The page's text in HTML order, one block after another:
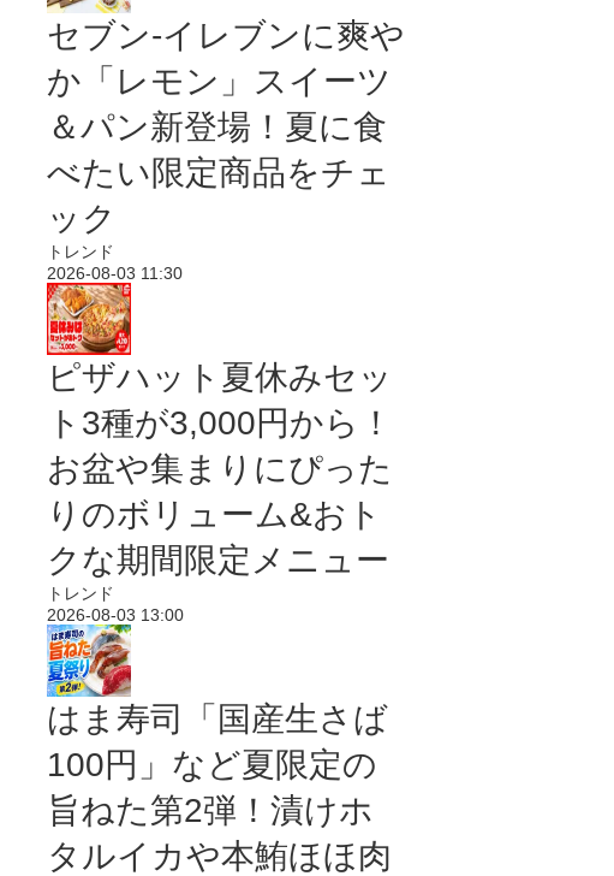
セブン‐イレブンに爽や
か「レモン」スイーツ
＆パン新登場！夏に食
べたい限定商品をチェ
ック
トレンド
2026-08-03 11:30
ピザハット夏休みセッ
ト3種が3,000円から！
お盆や集まりにぴった
りのボリューム&おト
クな期間限定メニュー
トレンド
2026-08-03 13:00
はま寿司「国産生さば
100円」など夏限定の
旨ねた第2弾！漬けホ
タルイカや本鮪ほほ肉